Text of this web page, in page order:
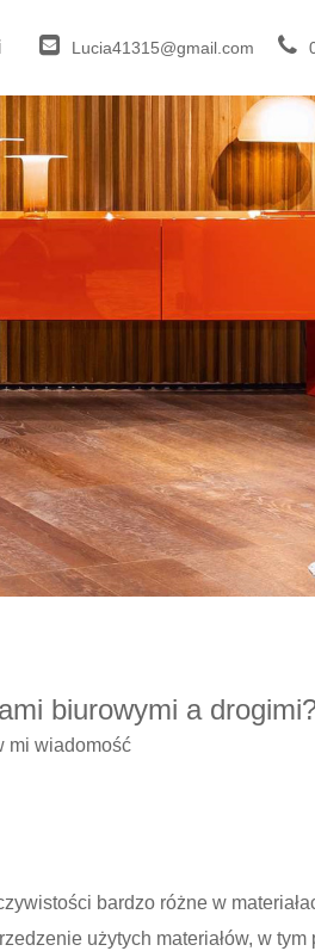
Lucia41315@gmail.com
biurowymi a
mi wiadomość
bardzo różne w
użytych materiałów, w